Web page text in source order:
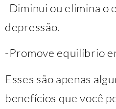
-Diminui ou elimina o
depressão.
-Promove equilíbrio
Esses são apenas
benefícios que você